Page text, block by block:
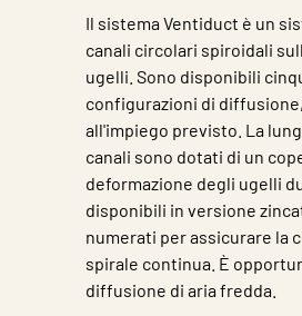
Il sistema Ventiduct è un
canali circolari spiroidali
ugelli. Sono disponibili
configurazioni di
all'impiego previsto. La
canali sono dotati di un
deformazione degli ugelli
disponibili in versione
numerati per assicurare la
spirale continua. È
diffusione di aria fredda.